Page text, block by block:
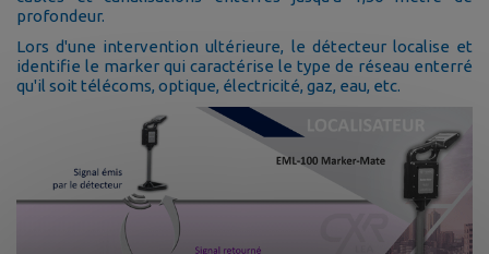
profondeur.
Lors d'une intervention ultérieure, le détecteur localise et
identifie le marker qui caractérise le type de réseau enterré
qu'il soit télécoms, optique, électricité, gaz, eau, etc.